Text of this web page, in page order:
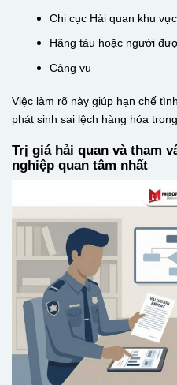
Chi cục Hải quan khu vực
Hãng tàu hoặc người
Cảng vụ
Việc làm rõ này giúp hạn chế
phát sinh sai lệch hàng hóa
Trị giá hải quan và tham
nghiệp quan tâm nhất